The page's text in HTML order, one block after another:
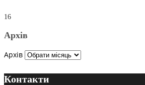
16
Архів
Архів
Контакти